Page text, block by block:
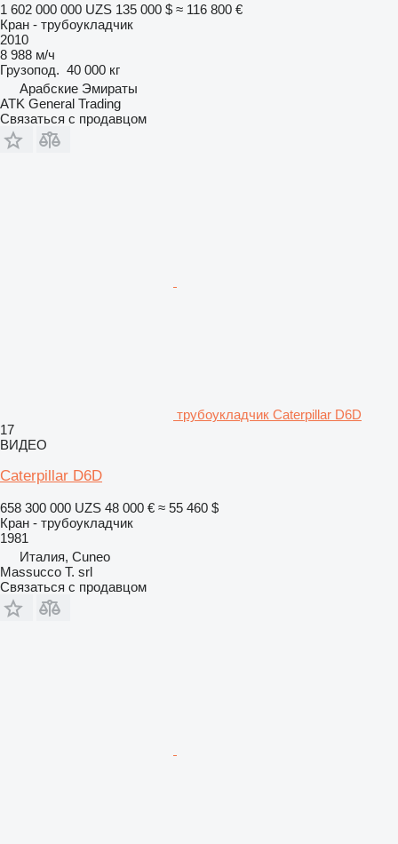
1 602 000 000 UZS 135 000 $ ≈ 116 800 €
Кран - трубоукладчик
2010
8 988 м/ч
Грузопод. 40 000 кг
Арабские Эмираты
ATK General Trading
Связаться с продавцом
трубоукладчик Caterpillar D6D
17
ВИДЕО
Caterpillar D6D
658 300 000 UZS 48 000 € ≈ 55 460 $
Кран - трубоукладчик
1981
Италия, Cuneo
Massucco T. srl
Связаться с продавцом